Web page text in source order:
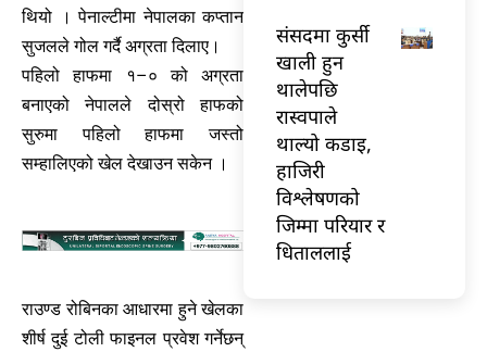
थियो । पेनाल्टीमा नेपालका कप्तान
सुजलले गोल गर्दै अग्रता दिलाए।
पहिलो हाफमा १–० को अग्रता
बनाएको नेपालले दोस्रो हाफको
सुरुमा पहिलो हाफमा जस्तो
सम्हालिएको खेल देखाउन सकेन ।
राउण्ड रोबिनका आधारमा हुने खेलका
शीर्ष दुई टोली फाइनल प्रवेश गर्नेछन्
संसदमा कुर्सी
खाली हुन
थालेपछि
रास्वपाले
थाल्यो कडाइ,
हाजिरी
विश्लेषणको
जिम्मा परियार र
धिताललाई